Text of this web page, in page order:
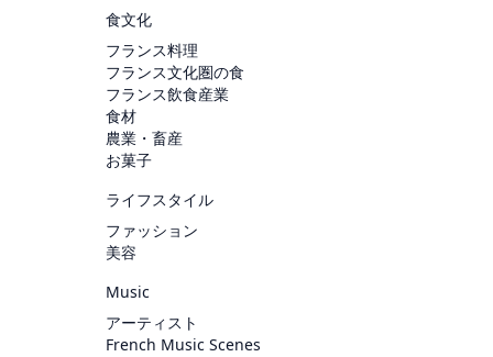
食文化
フランス料理
フランス文化圏の食
フランス飲食産業
食材
農業・畜産
お菓子
ライフスタイル
ファッション
美容
Music
アーティスト
French Music Scenes